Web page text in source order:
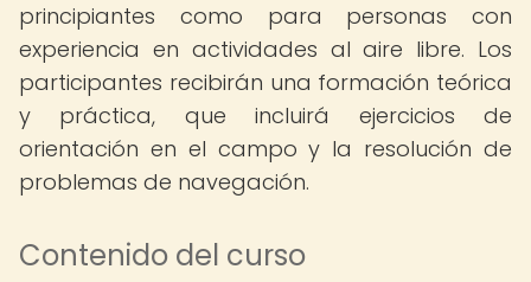
principiantes como para personas con
experiencia en actividades al aire libre. Los
participantes recibirán una formación teórica
y práctica, que incluirá ejercicios de
orientación en el campo y la resolución de
problemas de navegación.
Contenido del curso